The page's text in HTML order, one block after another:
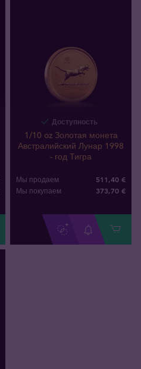
Доступность
1/10 oz Золотая монета
Австралийский Лунар 1998
- год Тигра
Мы продаем 511,40 €
Мы покупаем 373,70 €